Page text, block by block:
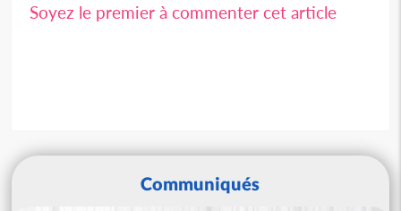
Soyez le premier à commenter cet article
Communiqués